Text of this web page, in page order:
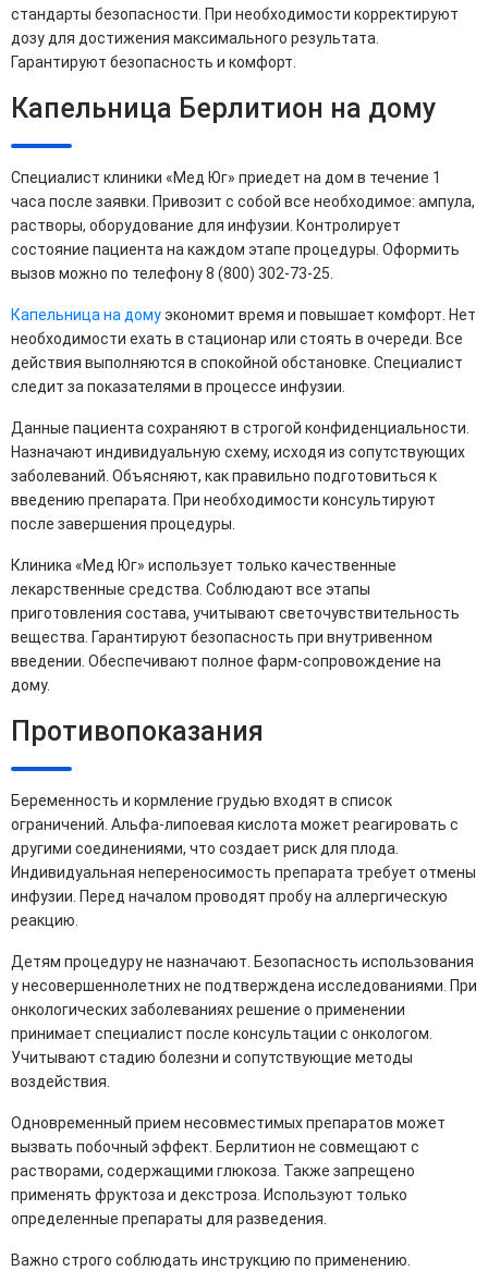
стандарты безопасности. При необходимости корректируют
дозу для достижения максимального результата.
Гарантируют безопасность и комфорт.
Капельница Берлитион на дому
Специалист клиники «Мед Юг» приедет на дом в течение 1
часа после заявки. Привозит с собой все необходимое: ампула,
растворы, оборудование для инфузии. Контролирует
состояние пациента на каждом этапе процедуры. Оформить
вызов можно по телефону 8 (800) 302-73-25.
Капельница на домуэкономит время и повышает комфорт. Нет
необходимости ехать в стационар или стоять в очереди. Все
действия выполняются в спокойной обстановке. Специалист
следит за показателями в процессе инфузии.
Данные пациента сохраняют в строгой конфиденциальности.
Назначают индивидуальную схему, исходя из сопутствующих
заболеваний. Объясняют, как правильно подготовиться к
введению препарата. При необходимости консультируют
после завершения процедуры.
Клиника «Мед Юг» использует только качественные
лекарственные средства. Соблюдают все этапы
приготовления состава, учитывают светочувствительность
вещества. Гарантируют безопасность при внутривенном
введении. Обеспечивают полное фарм-сопровождение на
дому.
Противопоказания
Беременность и кормление грудью входят в список
ограничений. Альфа-липоевая кислота может реагировать с
другими соединениями, что создает риск для плода.
Индивидуальная непереносимость препарата требует отмены
инфузии. Перед началом проводят пробу на аллергическую
реакцию.
Детям процедуру не назначают. Безопасность использования
у несовершеннолетних не подтверждена исследованиями. При
онкологических заболеваниях решение о применении
принимает специалист после консультации с онкологом.
Учитывают стадию болезни и сопутствующие методы
воздействия.
Одновременный прием несовместимых препаратов может
вызвать побочный эффект. Берлитион не совмещают с
растворами, содержащими глюкоза. Также запрещено
применять фруктоза и декстроза. Используют только
определенные препараты для разведения.
Важно строго соблюдать инструкцию по применению.